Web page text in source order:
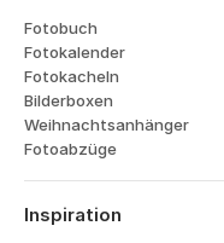
Fotobuch
Fotokalender
Fotokacheln
Bilderboxen
Weihnachtsanhänger
Fotoabzüge
Inspiration